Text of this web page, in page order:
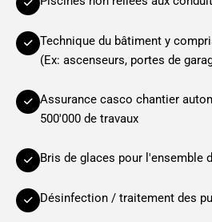
Technique du bâtiment y
(Ex: ascenseurs, portes de
Assurance casco chantier
500'000 de travaux
Bris de glaces pour l'ensemble
Désinfection / traitement des